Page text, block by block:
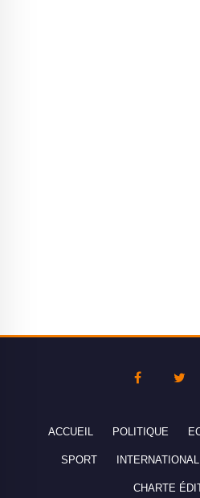
ACCUEIL POLITIQUE
SPORT INTERNATIONAL
CHARTE